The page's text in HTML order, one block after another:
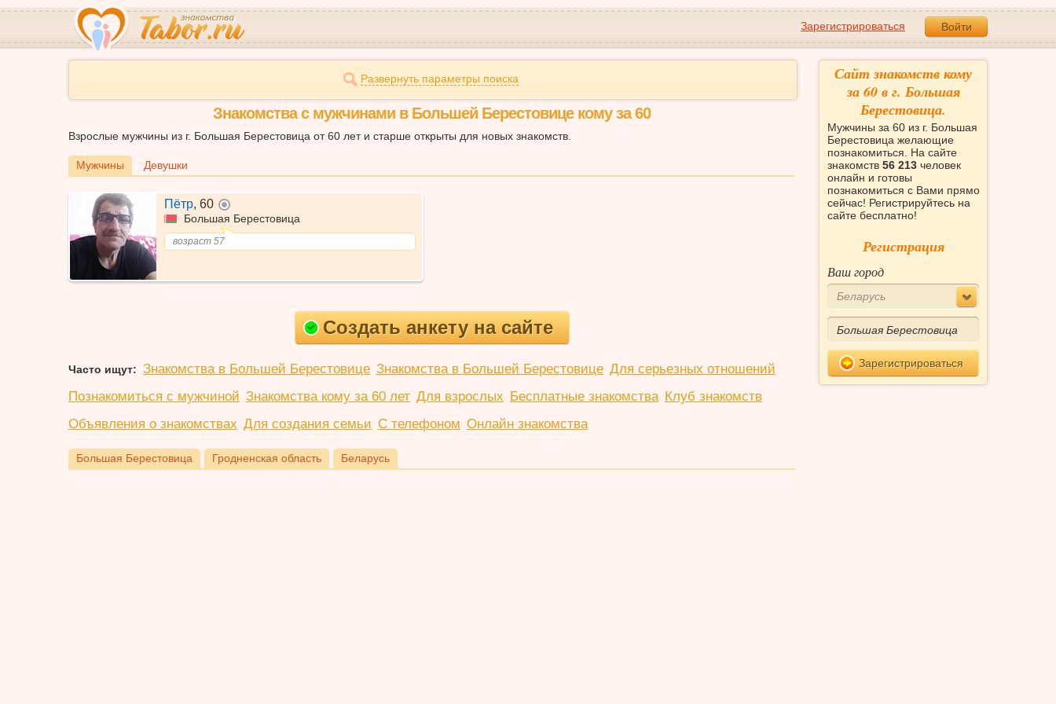
Зарегистрироваться Войти
Развернуть параметры поиска
Знакомства с мужчинами в Большей Берестовице кому за 60
Взрослые мужчины из г. Большая Берестовица от 60 лет и старше открыты для новых знакомств.
Мужчины Девушки
Пётр, 60
Большая Берестовица
возраст 57
Создать анкету на сайте
Часто ищут: Знакомства в Большей Берестовице Знакомства в Большей Берестовице Для серьезных отношений
Познакомиться с мужчиной Знакомства кому за 60 лет Для взрослых Бесплатные знакомства Клуб знакомств
Объявления о знакомствах Для создания семьи С телефоном Онлайн знакомства
Большая Берестовица Гродненская область Беларусь
Сайт знакомств кому
за 60 в г. Большая
Берестовица.
Мужчины за 60 из г. Большая
Берестовица желающие
познакомиться. На сайте
знакомств 56 213 человек
онлайн и готовы
познакомиться с Вами прямо
сейчас! Регистрируйтесь на
сайте бесплатно!
Регистрация
Ваш город
Беларусь
Зарегистрироваться